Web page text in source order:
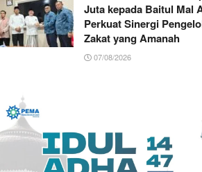
Juta kepada Baitul Mal
Perkuat Sinergi
Zakat yang Amanah ‎
07/08/2026